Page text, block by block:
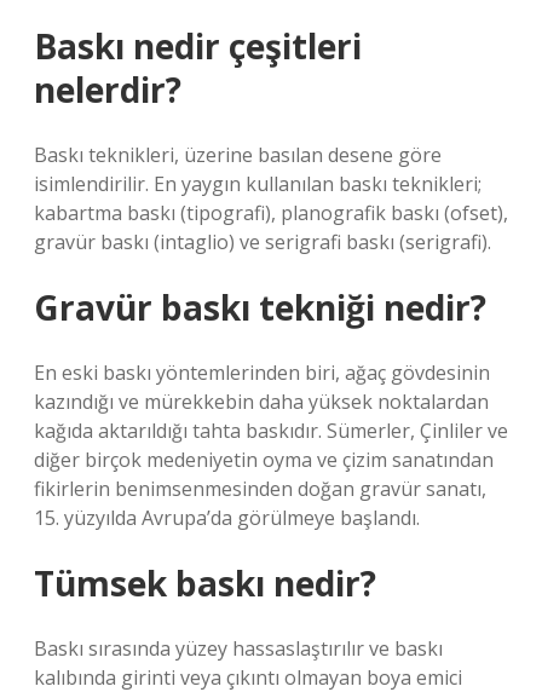
Baskı nedir çeşitleri
nelerdir?
Baskı teknikleri, üzerine basılan desene göre
isimlendirilir. En yaygın kullanılan baskı teknikleri;
kabartma baskı (tipografi), planografik baskı (ofset),
gravür baskı (intaglio) ve serigrafi baskı (serigrafi).
Gravür baskı tekniği nedir?
En eski baskı yöntemlerinden biri, ağaç gövdesinin
kazındığı ve mürekkebin daha yüksek noktalardan
kağıda aktarıldığı tahta baskıdır. Sümerler, Çinliler ve
diğer birçok medeniyetin oyma ve çizim sanatından
fikirlerin benimsenmesinden doğan gravür sanatı,
15. yüzyılda Avrupa’da görülmeye başlandı.
Tümsek baskı nedir?
Baskı sırasında yüzey hassaslaştırılır ve baskı
kalıbında girinti veya çıkıntı olmayan boya emici